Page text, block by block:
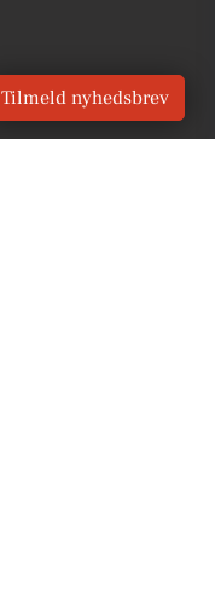
Tilmeld nyhedsbrev